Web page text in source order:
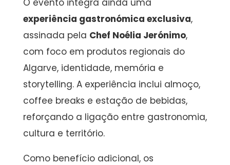
O evento integra ainda uma
experiência gastronómica exclusiva,
assinada pela Chef Noélia Jerónimo,
com foco em produtos regionais do
Algarve, identidade, memória e
storytelling. A experiência inclui almoço,
coffee breaks e estação de bebidas,
reforçando a ligação entre gastronomia,
cultura e território.
Como benefício adicional, os